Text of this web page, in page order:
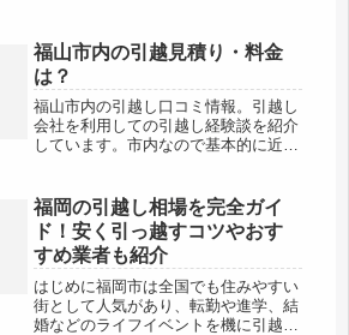
距離となり、移動だけでも労力とコス
トがかかります。しかし、事前に...
福山市内の引越見積り・料金
は？
福山市内の引越し口コミ情報。引越し
会社を利用しての引越し経験談を紹介
しています。市内なので基本的に近距
行けるパターンが多いですよ。実際に
引越しした人の口コミ情報も参考にし
て...
福岡の引越し相場を完全ガイ
ド！安く引っ越すコツやおす
すめ業者も紹介
はじめに福岡市は全国でも住みやすい
街として人気があり、転勤や進学、結
婚などのライフイベントを機に引越し